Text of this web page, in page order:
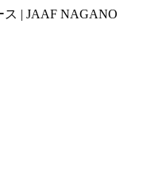
| JAAF NAGANO